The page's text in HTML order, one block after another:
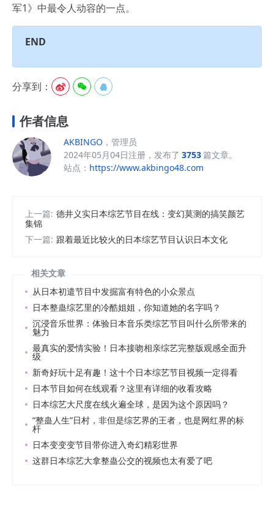
军1》中最令人动容的一点。
END
分享到：   
作者信息
AKBINGO ，管理员
2024年05月04日注册，发布了 3753篇文章。
站点： https://www.akbingo48.com
上一篇: 德井义实日本综艺节目在线：变幻莫测的搞笑颜艺
集锦
下一篇: 跟着最近比较火的日本综艺节目认识日本文化
相关文章
从日本初遣节目中发掘富有特色的小众景点
日本整蛊综艺里的冷酷姐姐，你知道她的名字吗？
沉浸音乐世界：体验日本音乐类综艺节目叫什么所带来的
魅力
最真实的爱情实验！日本接吻相亲综艺完整版观感全面升
级
新奇好玩十足有趣！这十个日本综艺节目视频一定得看
日本节目如何在线观看？这里有详细的收看攻略
日本综艺大尺度在线火遍全球，是因为这个原因吗？
“整蛊人生”日村，非但是综艺界的王者，也是网红界的标
杆
日本变变变节目带你进入奇幻精彩世界
这群日本综艺大拿整蛊公交的视频也太有爱了吧